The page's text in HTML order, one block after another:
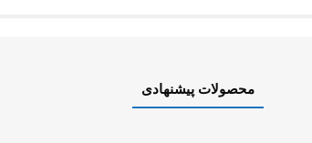
محصولات پیشنهادی